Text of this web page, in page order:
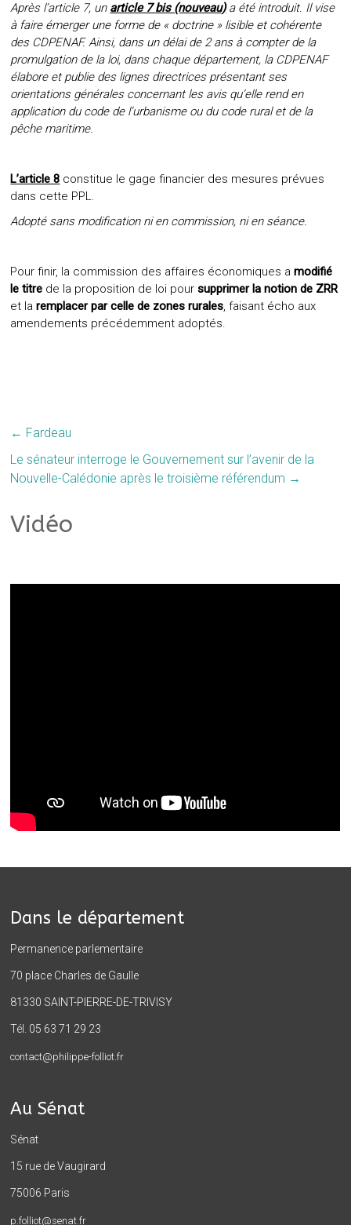
Après l’article 7, un article 7 bis (nouveau)a été introduit. Il vise
à faire émerger une forme de « doctrine » lisible et cohérente
des CDPENAF. Ainsi, dans un délai de 2 ans à compter de la
promulgation de la loi, dans chaque département, la CDPENAF
élabore et publie des lignes directrices présentant ses
orientations générales concernant les avis qu’elle rend en
application du code de l’urbanisme ou du code rural et de la
pêche maritime.
L’article 8 constitue le gage financier des mesures prévues
dans cette PPL.
Adopté sans modification ni en commission, ni en séance.
Pour finir, la commission des affaires économiques amodifié
le titre de la proposition de loi poursupprimer la notion de ZRR
et laremplacer par celle de zones rurales, faisant écho aux
amendements précédemment adoptés.
← Fardeau
Le sénateur interroge le Gouvernement sur l’avenir de la
Nouvelle-Calédonie après le troisième référendum →
Vidéo
Dans le département
Permanence parlementaire
70 place Charles de Gaulle
81330 SAINT-PIERRE-DE-TRIVISY
Tél. 05 63 71 29 23
contact@philippe-folliot.fr
Au Sénat
Sénat
15 rue de Vaugirard
75006 Paris
p.folliot@senat.fr